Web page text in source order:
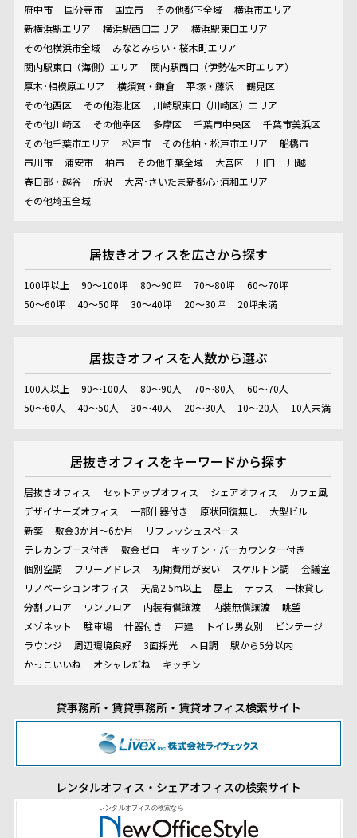
府中市
国分寺市 国立市 その他都下全域
横浜市エリア
新横浜駅エリア
横浜駅西口エリア
横浜駅東口エリア
その他横浜市全域
みなとみらい・桜木町エリア
関内駅東口（海側）エリア
関内駅西口（伊勢佐木町エリア）
厚木･相模原エリア
横須賀・鎌倉 平塚・藤沢
鶴見区
その他西区
その他港北区
川崎駅東口（川崎区）エリア
その他川崎区
その他幸区 多摩区 千葉市中央区
千葉市美浜区
その他千葉市エリア
松戸市 その他柏・松戸市エリア
船橋市
市川市
浦安市 柏市 その他千葉全域 大宮区 川口
川越
春日部・越谷
所沢
大宮･さいたま新都心･浦和エリア
その他埼玉全域
居抜きオフィスを広さから探す
100坪以上 90～100坪 80～90坪 70～80坪
60～70坪
50～60坪
40～50坪 30～40坪 20～30坪 20坪未満
居抜きオフィスを人数から選ぶ
100人以上 90～100人 80～90人 70～80人
60～70人
50～60人
40～50人 30～40人 20～30人 10～20人 10人未満
居抜きオフィスをキーワードから探す
居抜きオフィス セットアップオフィス シェアオフィス
カフェ風
デザイナーズオフィス
一部什器付き 原状回復無し
大型ビル
新築
敷金3か月～6か月
リフレッシュスペース
テレカンブース付き
敷金ゼロ
キッチン・バーカウンター付き
個別空調
フリーアドレス 初期費用が安い スケルトン調
会議室
リノベーションオフィス
天高2.5m以上 屋上 テラス
一棟貸し
分割フロア
ワンフロア 内装有償譲渡 内装無償譲渡
眺望
メゾネット
駐車場 什器付き 戸建 トイレ男女別
ビンテージ
ラウンジ
周辺環境良好 3面採光 木目調
駅から5分以内
かっこいいね
オシャレだね キッチン
貸事務所・賃貸事務所・賃貸オフィス検索サイト
レンタルオフィス・シェアオフィスの検索サイト